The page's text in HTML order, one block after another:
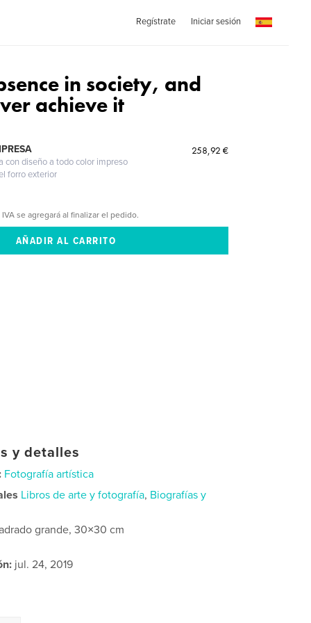
Regístrate Iniciar sesión
in society, and
achieve it
con diseño a todo color impreso
forro exterior
258,92 €
IVA se agregará al finalizar el pedido.
y detalles
Fotografía artística
Libros de arte y fotografía, Biografías y
grande, 30×30 cm
jul. 24, 2019